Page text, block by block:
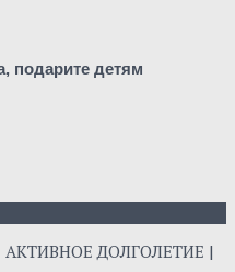
подарите детям
АКТИВНОЕ ДОЛГОЛЕТИЕ |